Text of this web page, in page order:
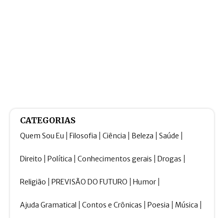
CATEGORIAS
Quem Sou Eu Filosofia Ciência Beleza Saúde
Direito Política Conhecimentos gerais Drogas
Religião PREVISÃO DO FUTURO Humor
Ajuda Gramatical Contos e Crônicas Poesia Música